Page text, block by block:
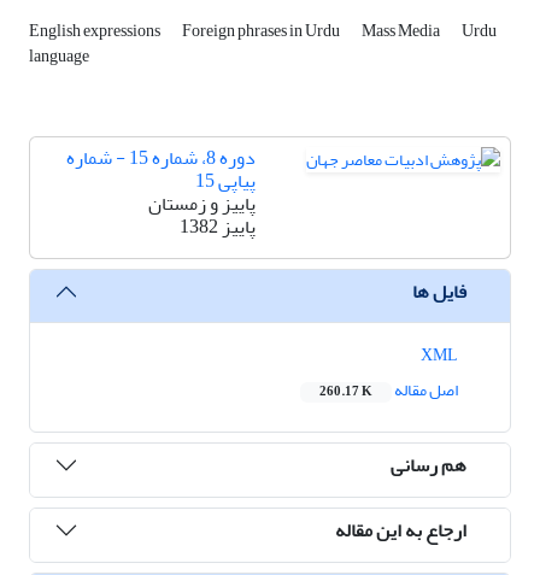
English expressions Foreign phrases in Urdu Mass Media Urdu
language
دوره 8، شماره 15 - شماره
پیاپی 15
پاییز و زمستان
پاییز 1382
فایل ها
اصل مقاله
260.17 K
هم رسانی
ارجاع به این مقاله